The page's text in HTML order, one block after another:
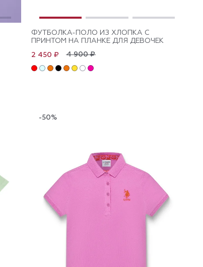
ФУТБОЛКА-ПОЛО ИЗ ХЛОПКА C
ПРИНТОМ НА ПЛАНКЕ ДЛЯ ДЕВОЧЕК
4 900 ₽
2 450 ₽
-50%